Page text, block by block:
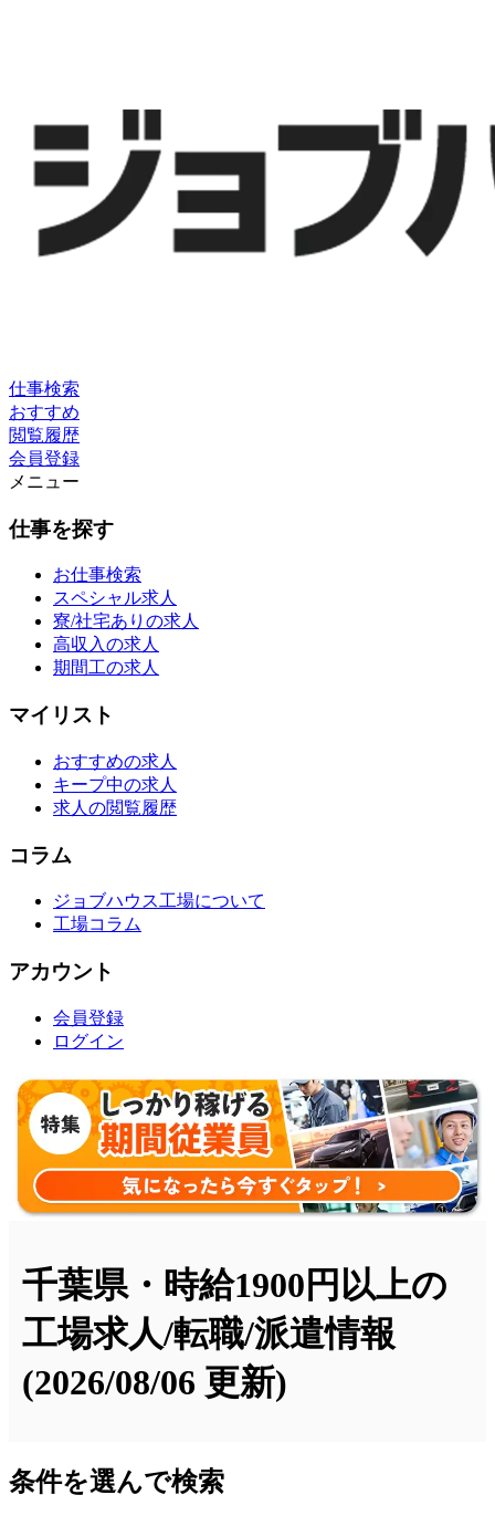
仕事検索
おすすめ
閲覧履歴
会員登録
メニュー
仕事を探す
お仕事検索
スペシャル求人
寮/社宅ありの求人
高収入の求人
期間工の求人
マイリスト
おすすめの求人
キープ中の求人
求人の閲覧履歴
コラム
ジョブハウス工場について
工場コラム
アカウント
会員登録
ログイン
千葉県・時給1900円以上の
工場求人/転職/派遣情報
(2026/08/06 更新)
条件を選んで検索